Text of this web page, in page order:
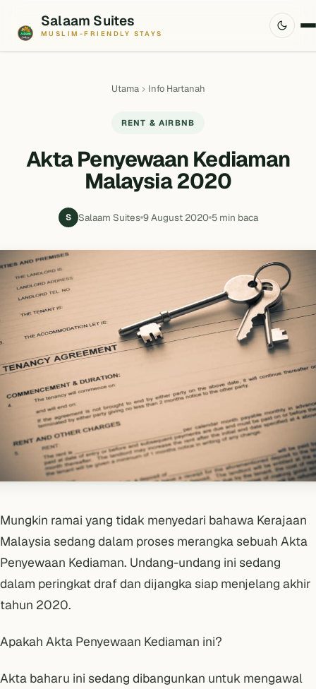
Salaam Suites
MUSLIM-FRIENDLY STAYS
Utama Info Hartanah
RENT & AIRBNB
Akta Penyewaan Kediaman
Malaysia 2020
S Salaam Suites 9 August 2020 5 min baca
Mungkin ramai yang tidak menyedari bahawa Kerajaan
Malaysia sedang dalam proses merangka sebuah Akta
Penyewaan Kediaman. Undang-undang ini sedang
dalam peringkat draf dan dijangka siap menjelang akhir
tahun 2020.
Apakah Akta Penyewaan Kediaman ini?
Akta baharu ini sedang dibangunkan untuk mengawal